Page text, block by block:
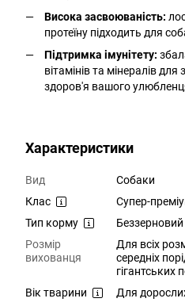
Висока засвоюваність:
протеїну підходить для
Підтримка імунітету:
вітамінів та мінералів
здоров'я вашого
Характеристики
Вид
Cобаки
Клас
Супер-
Тип корму
Беззерновий
Розмір
вихованця
Для всіх
середніх
гігантських
Вік тварини
Для